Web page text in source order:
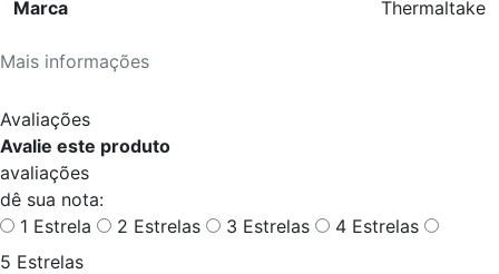
Mais informações
Marca Thermaltake
Avaliações
Avalie este produto
avaliações
dê sua nota:
1 Estrela
2 Estrelas 3 Estrelas
4 Estrelas
5 Estrelas